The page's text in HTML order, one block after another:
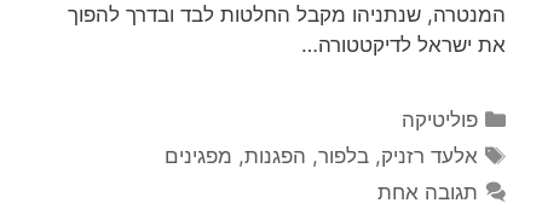
המנטרה, שנתניהו מקבל החלטות לבד ובדרך להפוך
את ישראל לדיקטטורה…
קטגוריות
פוליטיקה
תגיות
אלעד רזניק,בלפור, הפגנות, מפגינים
תגובה אחת